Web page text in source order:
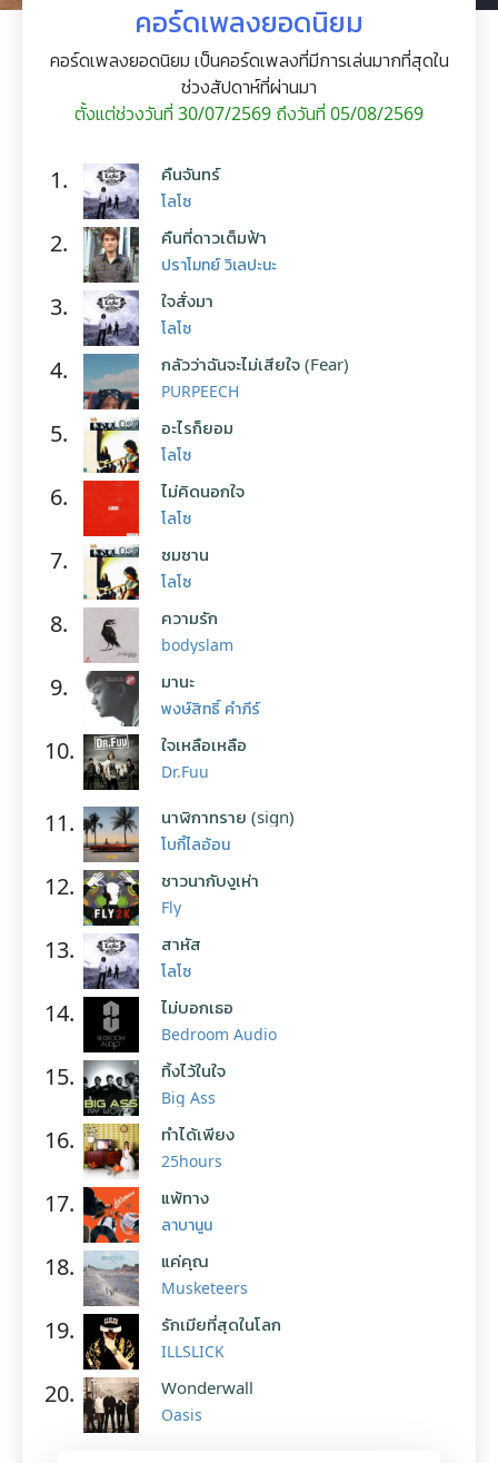
คอร์ดเพลงยอดนิยม
คอร์ดเพลงยอดนิยม เป็นคอร์ดเพลงที่มีการเล่นมากที่สุดใน
ช่วงสัปดาห์ที่ผ่านมา
ตั้งแต่ช่วงวันที่ 30/07/2569 ถึงวันที่ 05/08/2569
1. คืนจันทร์
โลโซ
2. คืนที่ดาวเต็มฟ้า
ปราโมทย์ วิเลปะนะ
3. ใจสั่งมา
โลโซ
4. กลัวว่าฉันจะไม่เสียใจ (Fear)
PURPEECH
5. อะไรก็ยอม
โลโซ
6. ไม่คิดนอกใจ
โลโซ
7. ซมซาน
โลโซ
8. ความรัก
bodyslam
9. มานะ
พงษ์สิทธิ์ คำภีร์
10. ใจเหลือเหลือ
Dr.Fuu
11. นาฬิกาทราย (sign)
โบกี้ไลอ้อน
12. ชาวนากับงูเห่า
Fly
13. สาหัส
โลโซ
14. ไม่บอกเธอ
Bedroom Audio
15. ทิ้งไว้ในใจ
Big Ass
16. ทำได้เพียง
25hours
17. แพ้ทาง
ลาบานูน
18. แค่คุณ
Musketeers
19. รักเมียที่สุดในโลก
ILLSLICK
20. Wonderwall
Oasis